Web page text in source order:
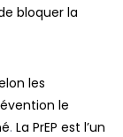
bloquer la
les
le
. La PrEP est l’un